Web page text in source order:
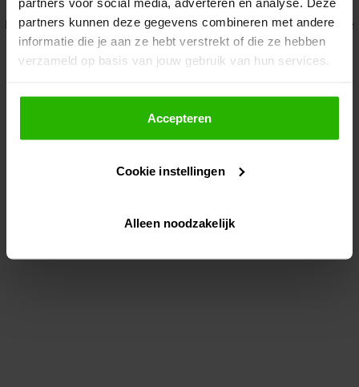
partners kunnen deze gegevens combineren met andere
informatie die je aan ze hebt verstrekt of die ze hebben
verzameld op basis van jouw gebruik van hun services.
Als je op "Accepteer" klikt, dan geef je Voordeeluitjes.nl
toestemming om cookies voor social media en
gepersonaliseerde advertenties te plaatsen.
Lees hier meer over in onsprivacybeleid
Via "Cookie instellingen" kun je ook zelf instellen welke
Accepteren
Cookie instellingen
Alleen noodzakelijk
loadingwww.voordeeluitjes.nl (see the browser console for more
information).